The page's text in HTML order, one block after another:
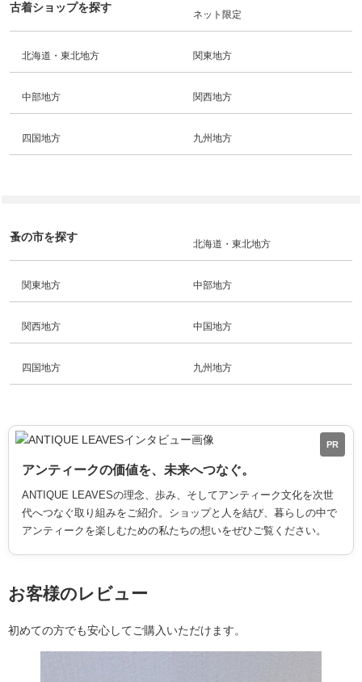
古着ショップを探す
ネット限定
北海道・東北地方 関東地方
中部地方 関西地方
四国地方 九州地方
蚤の市を探す
北海道・東北地方
関東地方 中部地方
関西地方 中国地方
四国地方 九州地方
PR
アンティークの価値を、未来へつなぐ。
ANTIQUE LEAVESの理念、歩み、そしてアンティーク文化を次世
代へつなぐ取り組みをご紹介。ショップと人を結び、暮らしの中で
アンティークを楽しむための私たちの想いをぜひご覧ください。
お客様のレビュー
初めての方でも安心してご購入いただけます。